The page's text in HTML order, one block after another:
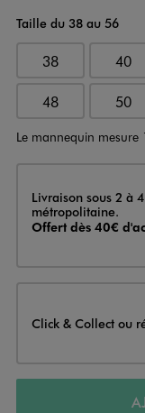
Taille du 38 au 56
38 40
48 50
Le mannequin
Livraison
Livraison sous 2 à
métropolitaine.
Offert dès 40€
Click & Collect ou